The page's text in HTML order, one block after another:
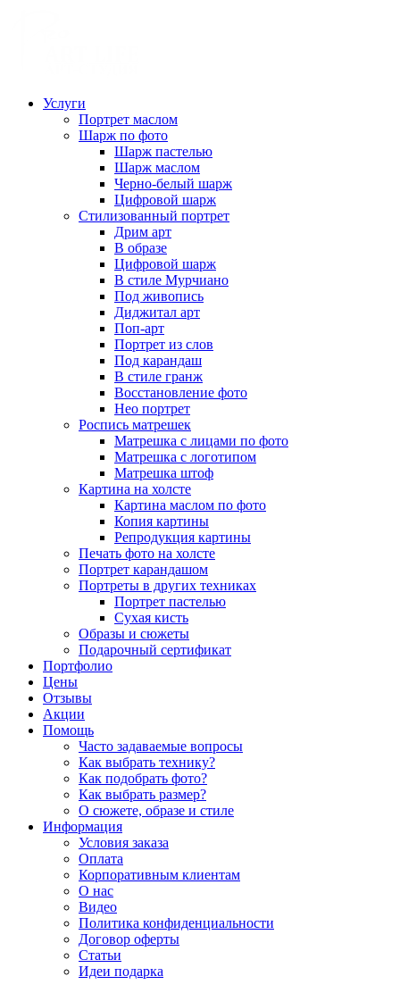
Услуги
Портрет маслом
Шарж по фото
Шарж пастелью
Шарж маслом
Черно-белый шарж
Цифровой шарж
Стилизованный портрет
Дрим арт
В образе
Цифровой шарж
В стиле Мурчиано
Под живопись
Диджитал арт
Поп-арт
Портрет из слов
Под карандаш
В стиле гранж
Восстановление фото
Нео портрет
Роспись матрешек
Матрешка с лицами по фото
Матрешка с логотипом
Матрешка штоф
Картина на холсте
Картина маслом по фото
Копия картины
Репродукция картины
Печать фото на холсте
Портрет карандашом
Портреты в других техниках
Портрет пастелью
Сухая кисть
Образы и сюжеты
Подарочный сертификат
Портфолио
Цены
Отзывы
Акции
Помощь
Часто задаваемые вопросы
Как выбрать технику?
Как подобрать фото?
Как выбрать размер?
О сюжете, образе и стиле
Информация
Условия заказа
Оплата
Корпоративным клиентам
О нас
Видео
Политика конфиденциальности
Договор оферты
Статьи
Идеи подарка